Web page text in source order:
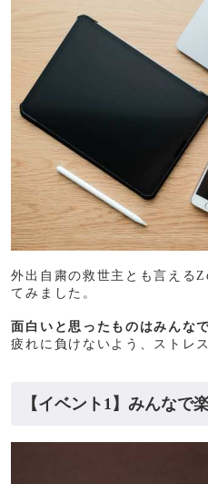
外出自粛の救世主とも言える
てみました。
面白いと思ったものはみんな
疲れに負けないよう、ストレ
【イベント1】みんなで